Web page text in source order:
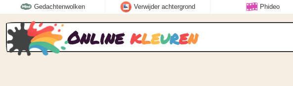
Gedachtenwolken Verwijder achtergrond Phideo
Online kleuren